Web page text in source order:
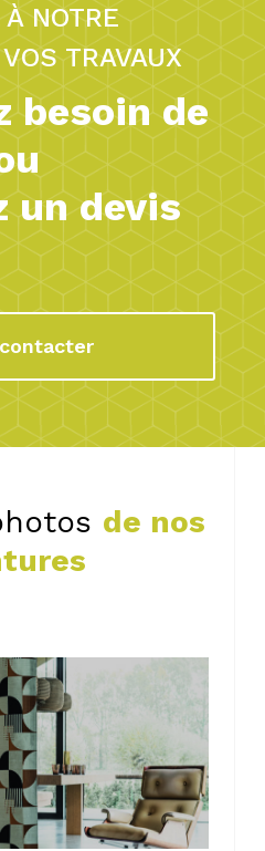
NOTRE
TRAVAUX
besoin de
un devis
de nos